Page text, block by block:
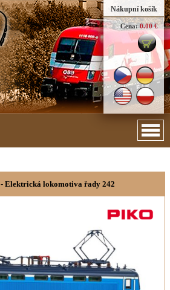
Nákupní košík
Cena: 0.00 €
Elektrická lokomotiva řady 242